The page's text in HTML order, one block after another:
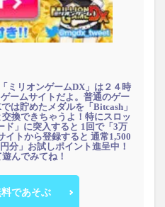
ミリオンゲームDX」は２４時
ームサイトだよ。普通のゲー
は貯めたメダルを「Bitcash」
換できちゃうよ！特にスロッ
ド」に突入すると 1回で「3万
イトから登録すると 通常1,500
分」お試しポイント進呈中！
んでみてね！
であそぶ